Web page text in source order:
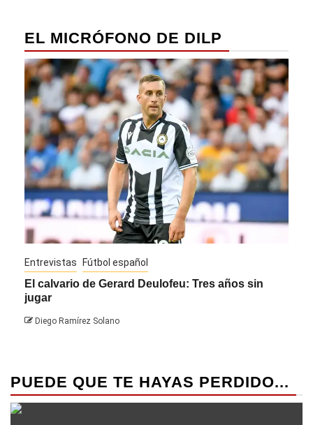
EL MICRÓFONO DE DILP
Entrevistas Fútbol español
El calvario de Gerard Deulofeu: Tres años sin
jugar
Diego Ramírez Solano
PUEDE QUE TE HAYAS PERDIDO...